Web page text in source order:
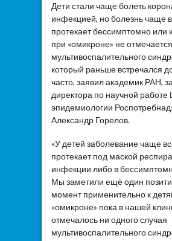
Дети стали чаще болеть
инфекцией, но болезнь чаще
протекает бессимптомно или
при «омикроне» не
мультивоспалительного
который раньше встречался
часто, заявил академик РАН,
директора по научной
эпидемиологии
Александр Горелов.
«У детей заболевание чаще
протекает под маской
инфекции либо в
Мы заметили ещё один
момент применительно к
«омикроне» пока в нашей
отмечалось ни одного случая
мультивоспалительного